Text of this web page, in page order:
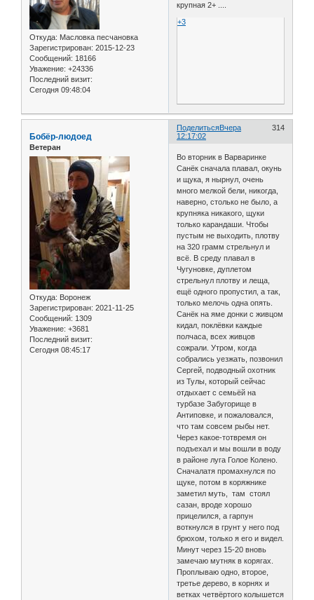
Откуда: Масловка песчановка
Зарегистрирован: 2015-12-23
Сообщений: 18166
Уважение: +24336
Последний визит:
Сегодня 09:48:04
крупная 2+ ....
+3
Поделиться 314
Вчера
12:17:02
Бобёр-людоед
Ветеран
Откуда: Воронеж
Зарегистрирован: 2021-11-25
Сообщений: 1309
Уважение: +3681
Последний визит:
Сегодня 08:45:17
Во вторник в Варваринке
Санёк сначала плавал, окунь
и щука, я нырнул, очень
много мелкой бели, никогда,
наверно, столько не было, а
крупняка никакого, щуки
только карандаши. Чтобы
пустым не выходить, плотву
на 320 грамм стрельнул и
всё. В среду плавал в
Чугуновке, дуплетом
стрельнул плотву и леща,
ещё одного пропустил, а так,
только мелочь одна опять.
Санёк на яме донки с живцом
кидал, поклёвки каждые
полчаса, всех живцов
сожрали. Утром, когда
собрались уезжать, позвонил
Сергей, подводный охотник
из Тулы, который сейчас
отдыхает с семьёй на
турбазе Забугорище в
Антиповке, и пожаловался,
что там совсем рыбы нет.
Через какое-тотвремя он
подъехал и мы вошли в воду
в районе луга Голое Колено.
Сначалатя промахнулся по
щуке, потом в коряжнике
заметил муть, там стоял
сазан, вроде хорошо
прицелился, а гарпун
воткнулся в грунт у него под
брюхом, только я его и видел.
Минут через 15-20 вновь
замечаю мутняк в корягах.
Проплываю одно, второе,
третье дерево, в корнях и
ветках четвёртого колышется